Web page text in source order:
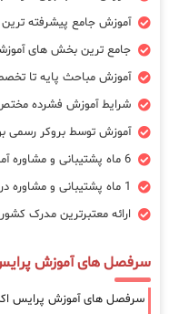
آموزش جامع پیشرفته
جامع ترین بخش های
آموزش مباحث پایه تا
شرایط آموزش فشرده
آموزش توسط بروکر رسمی
6 ماه پشتیبانی و مشاوره آموزشی
1 ماه پشتیبانی و مشاوره در امور معاملات
ارائه معتبرترین مدرک
سرفصل های آموزش
سرفصل های آموزش پرایس